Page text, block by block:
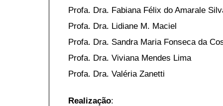
Profa. Dra. Fabiana Félix do Amarale
Profa. Dra. Lidiane M. Maciel
Profa. Dra. Sandra Maria Fonseca da
Profa. Dra. Viviana Mendes Lima
Profa. Dra. Valéria Zanetti
Realização: